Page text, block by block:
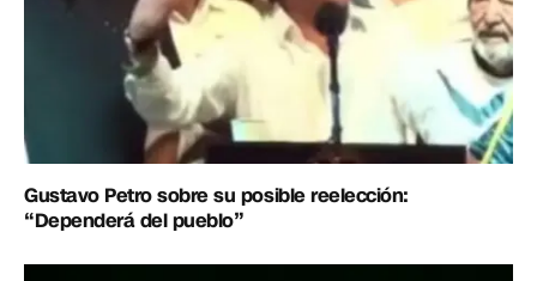
Gustavo Petro sobre su posible reelección:
“Dependerá del pueblo”